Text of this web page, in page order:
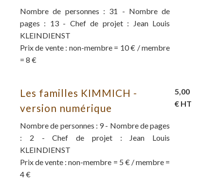
Nombre de personnes : 31 - Nombre de
pages : 13 - Chef de projet : Jean Louis
KLEINDIENST
Prix de vente : non-membre = 10 € / membre
= 8 €
Les familles KIMMICH -
version numérique
Nombre de personnes : 9 - Nombre de pages
: 2 - Chef de projet : Jean Louis
KLEINDIENST
Prix de vente : non-membre = 5 € / membre =
4 €
5,00
€ HT